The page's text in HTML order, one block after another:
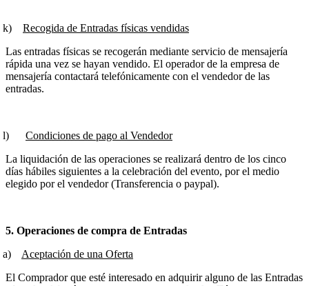
Recogida de Entradas físicas vendidas
Las entradas físicas se recogerán mediante servicio de mensajería
rápida una vez se hayan vendido. El operador de la empresa de
mensajería contactará telefónicamente con el vendedor de las
entradas.
Condiciones de pago al Vendedor
La liquidación de las operaciones se realizará dentro de los cinco
días hábiles siguientes a la celebración del evento, por el medio
elegido por el vendedor (Transferencia o paypal).
5. Operaciones de compra de Entradas
Aceptación de una Oferta
El Comprador que esté interesado en adquirir alguno de las Entradas